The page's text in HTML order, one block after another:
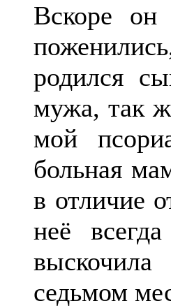
Вскоре
родился
мужа, так
мой
больная
в отличие
неё
седьмом